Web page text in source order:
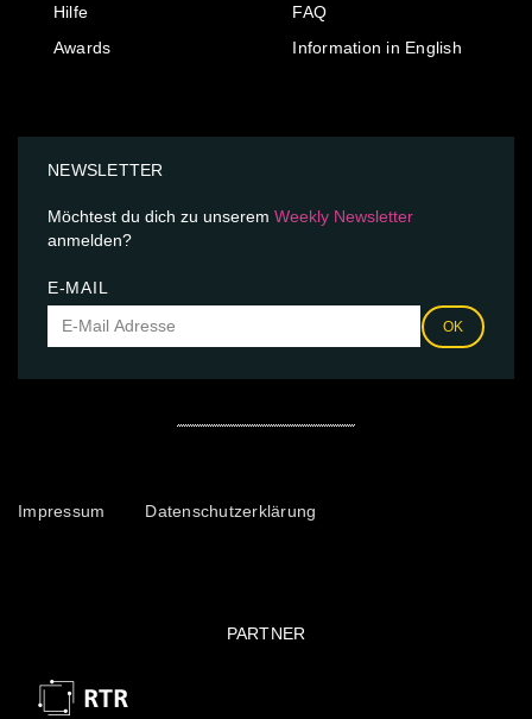
Hilfe
Awards
FAQ
Information in English
NEWSLETTER
Möchtest du dich zu unserem Weekly Newsletter
anmelden?
E-MAIL
OK
Impressum Datenschutzerklärung
PARTNER